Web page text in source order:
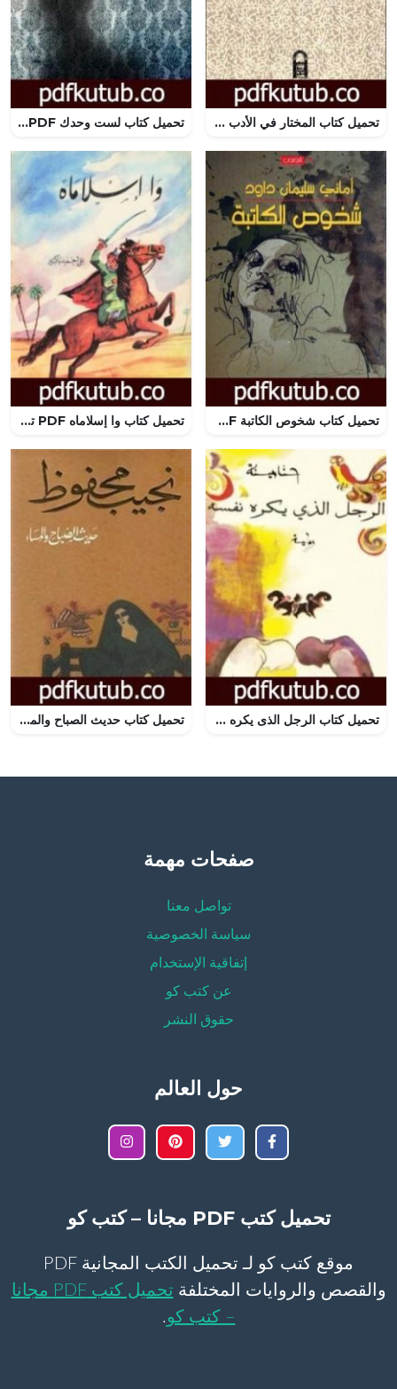
تحميل كتاب المختار في الأدب والنصوص والبلاغة للسنة الاولى من التعليم الثانوي PDF تأليف مجموعة من المؤلفين مجانا [كامل] تحميل كتاب لست وحدك PDF تأليف أحمد خالد توفيق مجانا [كامل]
تحميل كتاب شخوص الكاتبة PDF تأليف أماني سليمان داوود مجانا [كامل] تحميل كتاب وا إسلاماه PDF تأليف علي أحمد باكثير مجانا [كامل]
تحميل كتاب الرجل الذى يكره نفسه PDF تأليف حنا مينه مجانا [كامل] تحميل كتاب حديث الصباح والمساء PDF تأليف نجيب محفوظ مجانا [كامل]
صفحات مهمة
تواصل معنا
سياسة الخصوصية
إتفاقية الإستخدام
عن كتب كو
حقوق النشر
حول العالم
تحميل كتب PDF مجانا – كتب كو
موقع كتب كو لـ تحميل الكتب المجانية PDF
والقصص والروايات المختلفة
تحميل كتب PDF مجانا
– كتب كو.